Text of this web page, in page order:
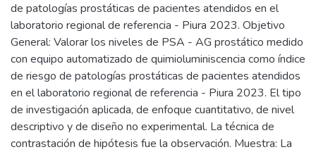
de patologías prostáticas de pacientes atendidos en el
laboratorio regional de referencia - Piura 2023. Objetivo
General: Valorar los niveles de PSA - AG prostático medido
con equipo automatizado de quimioluminiscencia como índice
de riesgo de patologías prostáticas de pacientes atendidos
en el laboratorio regional de referencia - Piura 2023. El tipo
de investigación aplicada, de enfoque cuantitativo, de nivel
descriptivo y de diseño no experimental. La técnica de
contrastación de hipótesis fue la observación. Muestra: La